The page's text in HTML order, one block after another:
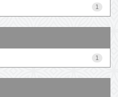
1
1